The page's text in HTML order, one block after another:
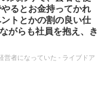
るとお金持ってかれ
トとかの割の良い仕
がらも社員を抱え、き
営者になっていた - ライブドア